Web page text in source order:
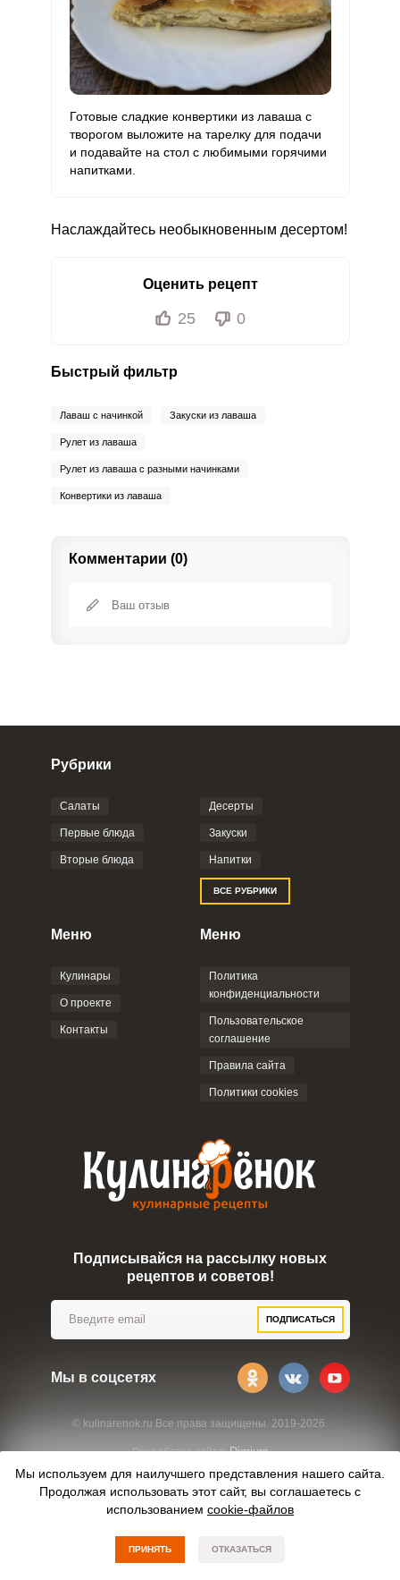
Готовые сладкие конвертики из лаваша с
творогом выложите на тарелку для подачи
и подавайте на стол с любимыми горячими
напитками.
Наслаждайтесь необыкновенным десертом!
Оценить рецепт
25 0
Быстрый фильтр
Лаваш с начинкой Закуски из лаваша
Рулет из лаваша
Рулет из лаваша с разными начинками
Конвертики из лаваша
Комментарии (0)
Фото до 4 шт, до 5 mb
Отправляя эту форму, вы соглашаетесь с
Политикой
Пользовательским
соглашением
© kulinarenok.ru Все права защищены. 2019-2026.
Разработка сайта:Digrium
Рубрики
Салаты
Первые блюда
Вторые блюда
Десерты
Закуски
Напитки
ВСЕ РУБРИКИ
Меню
Кулинары
О проекте
Контакты
Меню
Политика
конфиденциальности
Пользовательское
соглашение
Правила сайта
Политики cookies
Подписывайся на рассылку новых
рецептов и советов!
ПОДПИСАТЬСЯ
Мы в соцсетях
Мы используем для наилучшего представления нашего сайта.
Продолжая использовать этот сайт, вы соглашаетесь с
использованием cookie-файлов
ПРИНЯТЬ ОТКАЗАТЬСЯ